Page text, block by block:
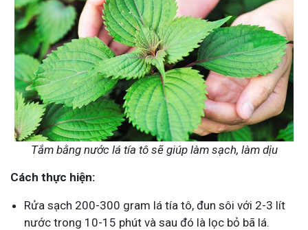
Tắm bằng nước lá tía tô sẽ giúp làm sạch, làm dịu
Cách thực hiện:
Rửa sạch 200-300 gram lá tía tô, đun sôi với 2-3 lít
nước trong 10-15 phút và sau đó là lọc bỏ bã lá.